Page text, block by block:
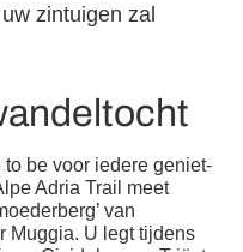
zintuigen zal
be voor iedere geniet-
Adria Trail meet
van
Muggia. U legt tijdens